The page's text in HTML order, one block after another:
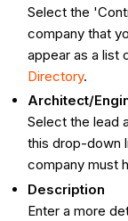
Select the
company that
appear as a list
Directory.
Architect/
Select the lead
this drop-down
company must
Description
Enter a more